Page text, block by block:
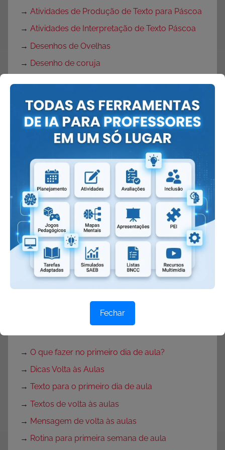
→ Atividades de Produção de Texto para Páscoa
→ Atividades de Interpretação de Texto Páscoa
→ Desenhos de Ovelhas
→ Desenho de coruja
→Plano de Aula Páscoa
Plano de Aula Páscoa para Educação Infantil
Plano de Aula Páscoa para Ensino
Fundamental
Projeto Páscoa
→Projeto Páscoa para Ensino Fundamental
→Projeto Páscoa Educação Infantil
→Portas Decoradas para Páscoa
→Mural de Páscoa para Educação Infantil
Painel de Páscoa
Decoração de Páscoa
Volta às Aulas:
→ O que fazer no primeiro dia de aula?
→ Dicas Volta às Aulas
→ Texto para o primeiro dia de aula
→ Textos de volta às aulas
→ Mensagem de volta às aulas
→ Rotina para primeira semana de aula
Fechar